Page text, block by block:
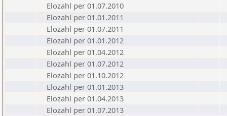
Elozahl per 01.07.2010
Elozahl per 01.01.2011
Elozahl per 01.07.2011
Elozahl per 01.01.2012
Elozahl per 01.04.2012
Elozahl per 01.07.2012
Elozahl per 01.10.2012
Elozahl per 01.01.2013
Elozahl per 01.04.2013
Elozahl per 01.07.2013